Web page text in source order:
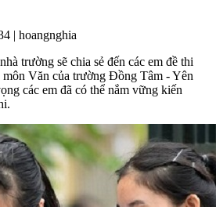
| hoangnghia
trường sẽ chia sẻ đến các em đề thi
Văn của trường Đồng Tâm - Yên
các em đã có thể nắm vững kiến